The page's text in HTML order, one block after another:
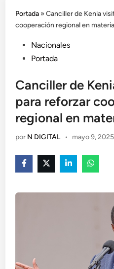
Portada »Canciller de Kenia
cooperación regional en
Publicado
en
Nacionales
Portada
Canciller de
para reforzar
regional en
por N DIGITAL • mayo 9, 2025